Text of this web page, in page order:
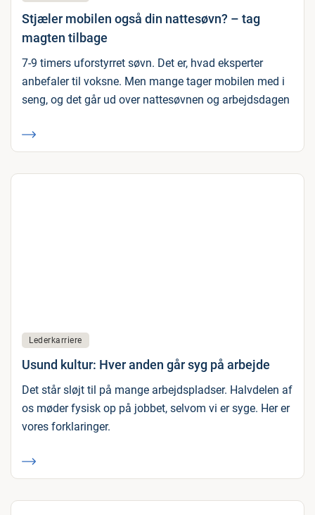
Stjæler mobilen også din nattesøvn? – tag
magten tilbage
7-9 timers uforstyrret søvn. Det er, hvad eksperter
anbefaler til voksne. Men mange tager mobilen med i
seng, og det går ud over nattesøvnen og arbejdsdagen
Lederkarriere
Usund kultur: Hver anden går syg på arbejde
Det står sløjt til på mange arbejdspladser. Halvdelen af
os møder fysisk op på jobbet, selvom vi er syge. Her er
vores forklaringer.